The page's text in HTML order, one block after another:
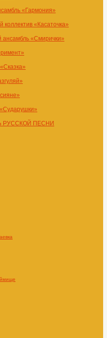
«Гармония»
«Касаточка»
«Смирички»
РУССКОЙ ПЕСНИ